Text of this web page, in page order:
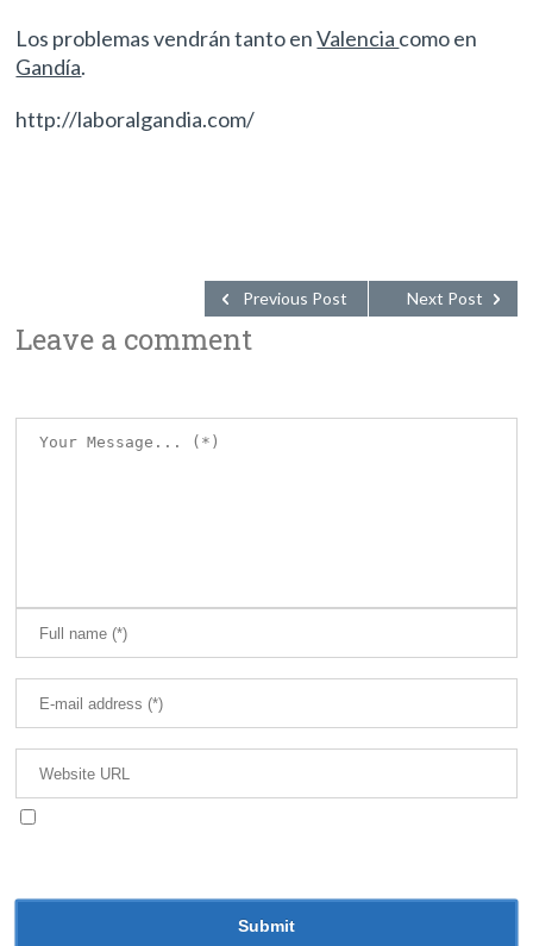
Los problemas vendrán tanto enValencia como en
Gandía.
http://laboralgandia.com/
Next Post
Previous Post
Leave a comment